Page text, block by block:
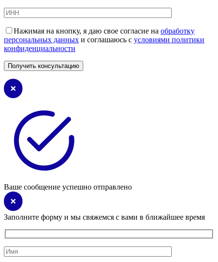
Нажимая на кнопку, я даю свое согласие на обработку
персональных данных и соглашаюсь с условиями политики
конфиденциальности
Ваше сообщение успешно отправлено
Заполните форму и мы свяжемся с вами в ближайшее время